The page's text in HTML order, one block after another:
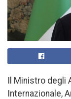
Il Ministro degli
Internazionale,